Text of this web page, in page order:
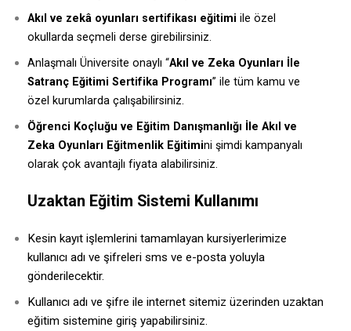
Akıl ve zekâ oyunları sertifikası eğitimi ile özel
okullarda seçmeli derse girebilirsiniz.
Anlaşmalı Üniversite onaylı “Akıl ve Zeka Oyunları İle
Satranç Eğitimi Sertifika Programı” ile tüm kamu ve
özel kurumlarda çalışabilirsiniz.
Öğrenci Koçluğu ve Eğitim Danışmanlığı İle Akıl ve
Zeka Oyunları Eğitmenlik Eğitimini şimdi kampanyalı
olarak çok avantajlı fiyata alabilirsiniz.
Uzaktan Eğitim Sistemi Kullanımı
Kesin kayıt işlemlerini tamamlayan kursiyerlerimize
kullanıcı adı ve şifreleri sms ve e-posta yoluyla
gönderilecektir.
Kullanıcı adı ve şifre ile internet sitemiz üzerinden uzaktan
eğitim sistemine giriş yapabilirsiniz.